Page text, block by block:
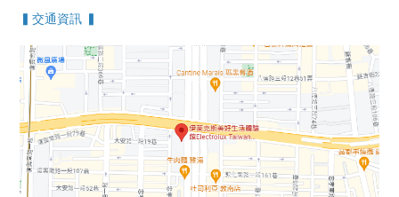
▍交通資訊 ▍